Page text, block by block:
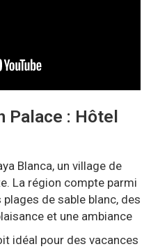
Palace : Hôtel
Blanca, un village de
La région compte parmi
de sable blanc, des
et une ambiance
idéal pour des vacances